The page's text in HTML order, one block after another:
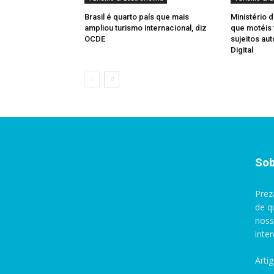
Brasil é quarto país que mais
ampliou turismo internacional, diz
OCDE
Ministério
que motéis
sujeitos
Digital
de